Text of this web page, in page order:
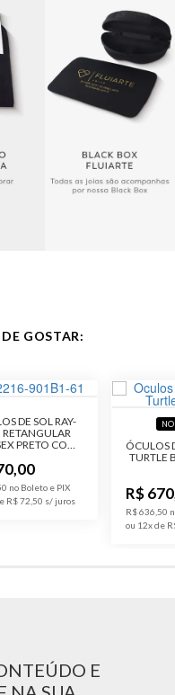
GOSTAR:
DE SOL RAY-
PRETO COM
no Boleto e PIX
R$ 72,50
ÓCULOS
TURTLE
R$
R$ 636,50
ou 12x de
E